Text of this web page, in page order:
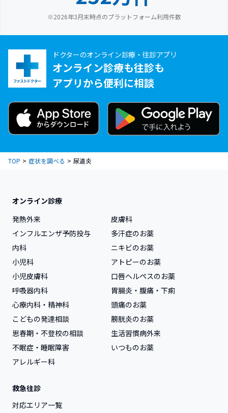
※2026年3月末時点のプラットフォーム利用件数
ドクターのオンライン診療・往診アプリ
オンライン診療も往診も
アプリから便利に相談
TOP 症状を調べる 尿道炎
オンライン診療
発熱外来
インフルエンザ予防投与
内科
小児科
小児皮膚科
呼吸器内科
心療内科・精神科
こどもの発達相談
思春期・不登校の相談
不眠症・睡眠障害
アレルギー科
皮膚科
多汗症のお薬
ニキビのお薬
アトピーのお薬
口唇ヘルペスのお薬
胃腸炎・腹痛・下痢
頭痛のお薬
膀胱炎のお薬
生活習慣病外来
いつものお薬
救急往診
対応エリア一覧